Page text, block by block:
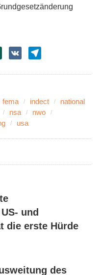
fema indect
national
nsa
nwo
usa
und
die erste Hürde
des